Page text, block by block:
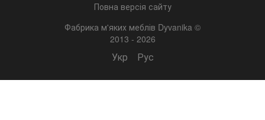
Повна версія сайту
Фабрика м'яких меблів Dyvanika ©
2013 - 2026
Укр Рус